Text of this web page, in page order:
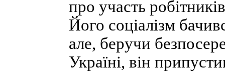
про участь
Його соціалізм
але, беручи
Україні, він